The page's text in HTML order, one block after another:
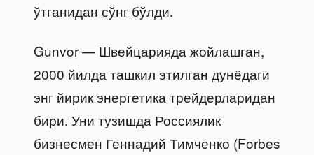
ўтганидан сўнг бўлди.
Gunvor — Швейцарияда жойлашган,
2000 йилда ташкил этилган дунёдаги
энг йирик энергетика трейдерларидан
бири. Уни тузишда Россиялик
бизнесмен Геннадий Тимченко (Forbes